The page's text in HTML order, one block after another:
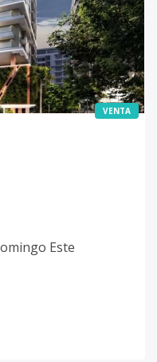
VENTA
Este